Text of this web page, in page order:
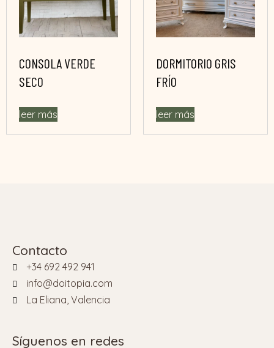
CONSOLA VERDE
SECO
leer más
DORMITORIO GRIS
FRÍO
leer más
Contacto
+34 692 492 941
info@doitopia.com
La Eliana, Valencia
Síguenos en redes